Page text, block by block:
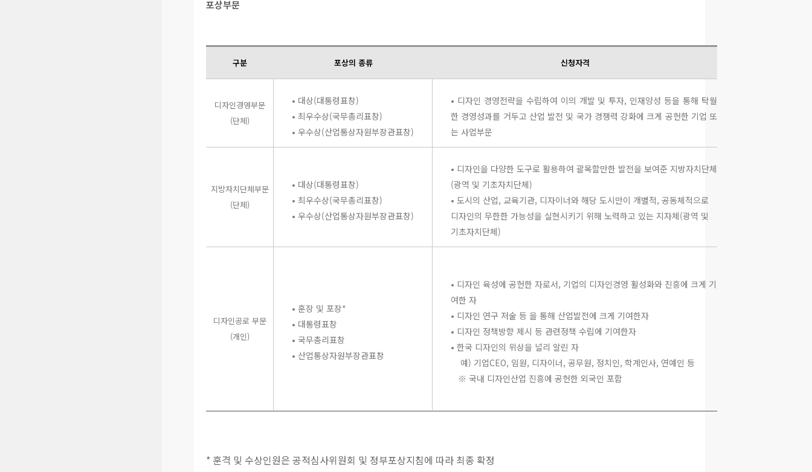
포상부문
구분 포상의 종류 신청자격
디자인경영부문
(단체)
• 대상(대통령표창)
• 최우수상(국무총리표창)
• 우수상(산업통상자원부장관표창)
• 디자인 경영전략을 수립하여 이의 개발 및 투자, 인재양성 등을 통해 탁월
한 경영성과를 거두고 산업 발전 및 국가 경쟁력 강화에 크게 공헌한 기업 또
는 사업부문
지방자치단체부문
(단체)
• 대상(대통령표창)
• 최우수상(국무총리표창)
• 우수상(산업통상자원부장관표창)
• 디자인을 다양한 도구로 활용하여 괄목할만한 발전을 보여준 지방자치단체
(광역 및 기초자치단체)
• 도시의 산업, 교육기관, 디자이너와 해당 도시만이 개별적, 공동체적으로
디자인의 무한한 가능성을 실현시키기 위해 노력하고 있는 지자체(광역 및
기초자치단체)
디자인공로 부문
(개인)
• 훈장 및 포장*
• 대통령표창
• 국무총리표창
• 산업통상자원부장관표창
• 디자인 육성에 공헌한 자로서, 기업의 디자인경영 활성화와 진흥에 크게 기
여한 자
• 디자인 연구 저술 등 을 통해 산업발전에 크게 기여한자
• 디자인 정책방향 제시 등 관련정책 수립에 기여한자
• 한국 디자인의 위상을 널리 알린 자
예) 기업CEO, 임원, 디자이너, 공무원, 정치인, 학계인사, 연예인 등
※ 국내 디자인산업 진흥에 공헌한 외국인 포함
* 훈격 및 수상인원은 공적심사위원회 및 정부포상지침에 따라 최종 확정